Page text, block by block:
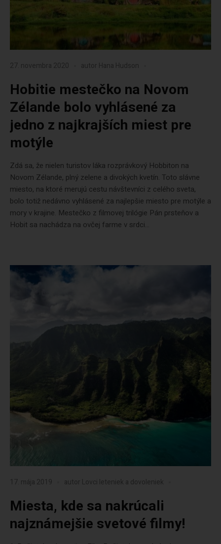
27. novembra 2020 autor Hana Hudson
Hobitie mestečko na Novom
Zélande bolo vyhlásené za
jedno z najkrajších miest pre
motýle
Zdá sa, že nielen turistov láka rozprávkový Hobbiton na
Novom Zélande, plný zelene a divokých kvetín. Toto slávne
miesto, na ktoré merujú cestu návštevníci z celého sveta,
bolo totiž nedávno vyhlásené za najlepšie miesto pre motýle a
mory v krajine. Mestečko z filmovej trilógie Pán prsteňov a
Hobit sa nachádza na ovčej farme v srdci...
17. mája 2019 autor Lovci leteniek a dovoleniek
Miesta, kde sa nakrúcali
najznámejšie svetové filmy!